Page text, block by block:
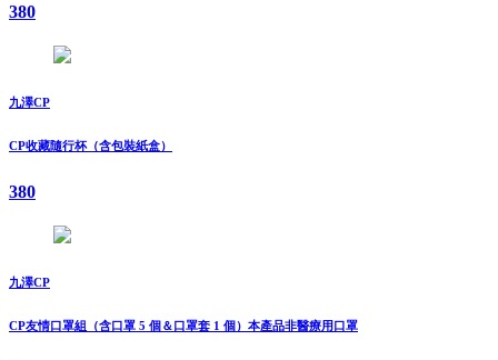
380
九澤CP
CP收藏隨行杯（含包裝紙盒）
380
九澤CP
CP友情口罩組（含口罩 5 個＆口罩套 1 個）本產品非醫療用口罩